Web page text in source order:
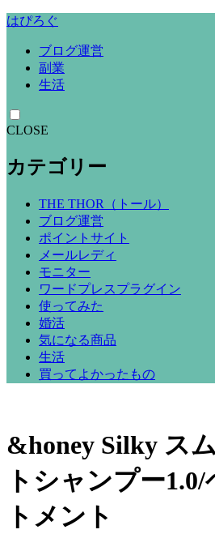
はぴろぐ
ブログ運営
副業
生活
CLOSE
カテゴリー
THE THOR（トール）
ブログ運営
ポイントサイト
メールレディ
モニター
ワードプレスプラグイン
使ってみた
婚活
気になる商品
生活
買ってよかったもの
&honey Silky ス
トシャンプー
トメント